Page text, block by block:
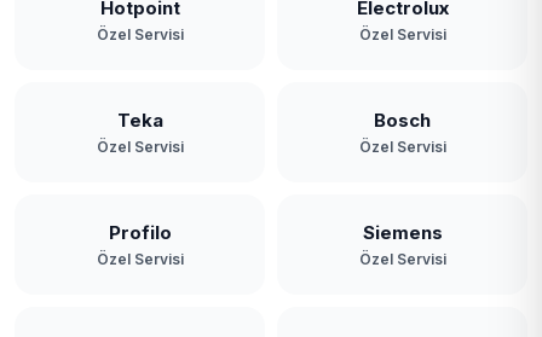
Hotpoint
Özel Servisi
Electrolux
Özel Servisi
Teka
Özel Servisi
Bosch
Özel Servisi
Profilo
Özel Servisi
Siemens
Özel Servisi